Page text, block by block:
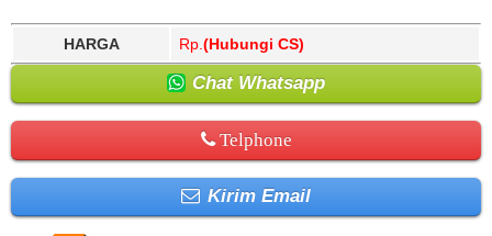
HARGA Rp. (Hubungi CS)
Chat Whatsapp
Telphone
Kirim Email